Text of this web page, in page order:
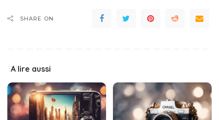
SHARE ON
A lire aussi